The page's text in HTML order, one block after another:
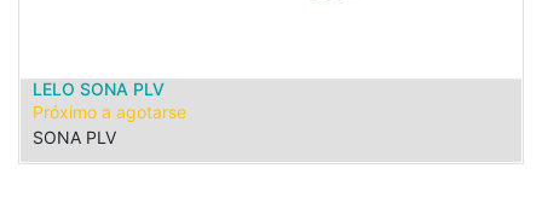
LELO SONA PLV
Próximo a agotarse
SONA PLV